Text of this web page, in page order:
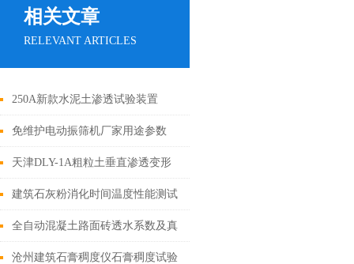
相关文章
RELEVANT ARTICLES
250A新款水泥土渗透试验装置
免维护电动振筛机厂家用途参数
天津DLY-1A粗粒土垂直渗透变形
仪实验方法
建筑石灰粉消化时间温度性能测试
系统介绍
全自动混凝土路面砖透水系数及真
空饱水装置使用步骤
沧州建筑石膏稠度仪石膏稠度试验